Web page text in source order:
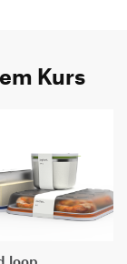
Kurs